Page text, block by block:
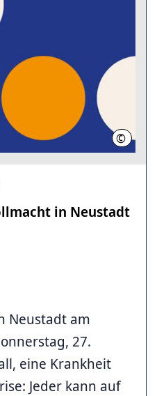
©
in Neustadt
Neustadt am
27.
eine Krankheit
Jeder kann auf